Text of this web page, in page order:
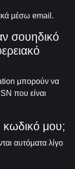
μέσω email.
σουηδικό
μπορούν να
που είναι
μου;
αυτόματα λίγο